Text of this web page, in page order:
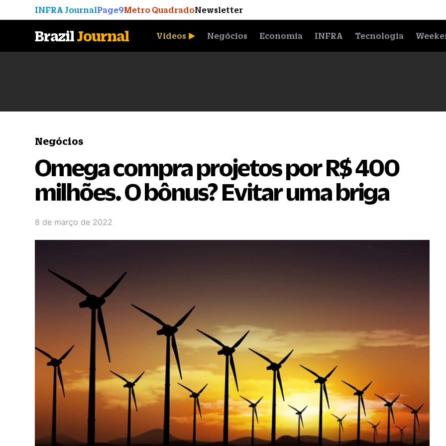
INFRA JournalPage9Metro QuadradoNewsletter
BrazilJournal Vídeos Negócios Economia INFRA Tecnologia
Negócios
Omega compra projetos por R$ 400
milhões. O bônus? Evitar uma briga
8 de março de 2022